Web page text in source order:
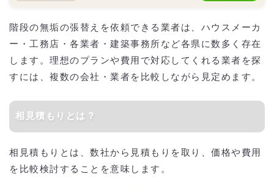
階段の無垢の張替えを依頼できる業者は、ハウスメーカ
ー・工務店・各業者・建築事務所など各県に数多く存在
します。理想のプランや費用で対応してくれる業者を探
すには、複数の会社・業者を比較しながら見定めます。
相見積もりとは？
相見積もりとは、数社から見積もりを取り、価格や費用
を比較検討することを意味します。